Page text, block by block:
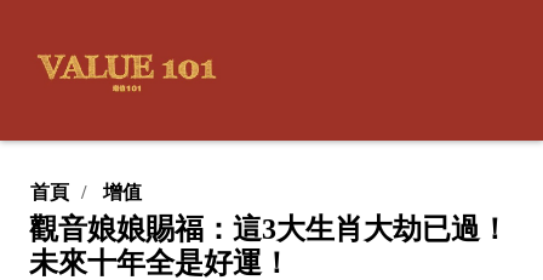
首頁 增值
觀音娘娘賜福：這3大生肖大劫已過！
未來十年全是好運！